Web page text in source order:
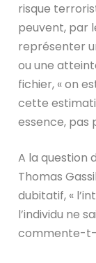
risque
peuvent, par
représenter
ou une
fichier, « on
cette
essence, pas
A la question
Thomas
dubitatif, «
l’individu ne
commente-